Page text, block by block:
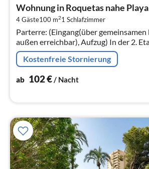
Wohnung in Roquetas nahe
4 Gäste100 m21 Schlafzimmer
Parterre: (Eingang(über gemeinsamen
außen erreichbar), Aufzug) In der 2. Etage: (Eingang,
Wohnzimmer(Doppelschlafcouch,
internationale TV-Kanäle)
Kostenfreie Stornierung
ab 102€/ Nacht